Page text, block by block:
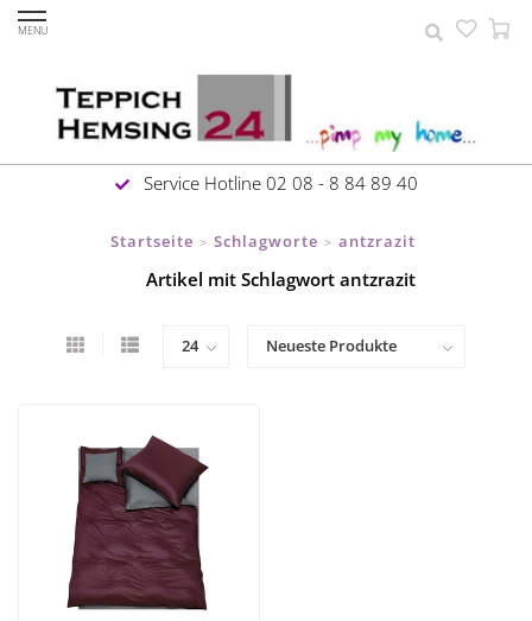
MENU
Service Hotline 02 08 - 8 84 89 40
Startseite > Schlagworte > antzrazit
Artikel mit Schlagwort antzrazit